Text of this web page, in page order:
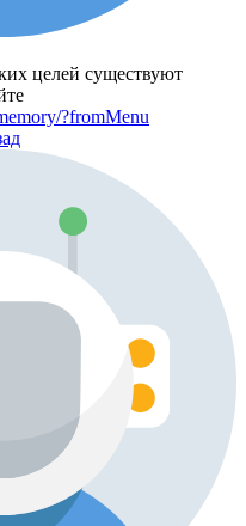
целей существуют
?fromMenu